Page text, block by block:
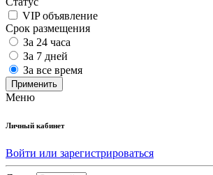
VIP объявление
Срок размещения
За 24 часа
За 7 дней
За все время
Применить
Меню
Личный кабинет
Войти или зарегистрироваться